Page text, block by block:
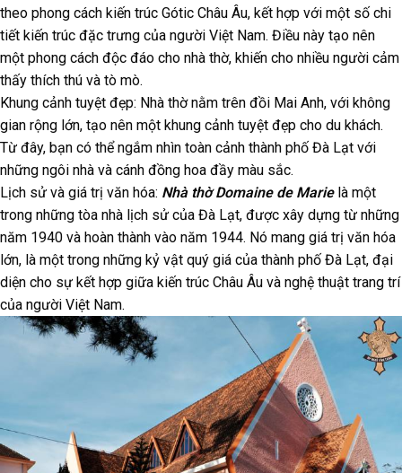
theo phong cách kiến trúc Gótic Châu Âu, kết hợp với một số chi
tiết kiến trúc đặc trưng của người Việt Nam. Điều này tạo nên
một phong cách độc đáo cho nhà thờ, khiến cho nhiều người cảm
thấy thích thú và tò mò.
Khung cảnh tuyệt đẹp: Nhà thờ nằm trên đồi Mai Anh, với không
gian rộng lớn, tạo nên một khung cảnh tuyệt đẹp cho du khách.
Từ đây, bạn có thể ngắm nhìn toàn cảnh thành phố Đà Lạt với
những ngôi nhà và cánh đồng hoa đầy màu sắc.
Lịch sử và giá trị văn hóa: Nhà thờ Domaine de Marielà một
trong những tòa nhà lịch sử của Đà Lạt, được xây dựng từ những
năm 1940 và hoàn thành vào năm 1944. Nó mang giá trị văn hóa
lớn, là một trong những kỷ vật quý giá của thành phố Đà Lạt, đại
diện cho sự kết hợp giữa kiến trúc Châu Âu và nghệ thuật trang trí
của người Việt Nam.